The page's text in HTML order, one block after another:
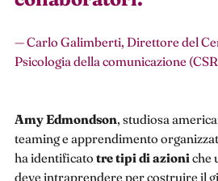
— Carlo Galimberti, Direttore del
Psicologia della comunicazione
Amy Edmondson, studiosa
teaming e apprendimento
ha identificato tre tipi di azioni che
deve intraprendere per costruire il